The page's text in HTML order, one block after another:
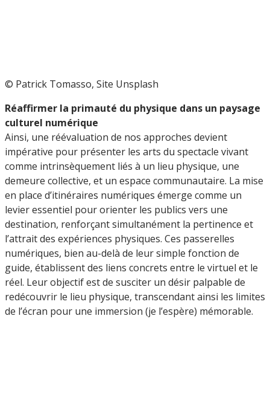
© Patrick Tomasso, Site Unsplash
Réaffirmer la primauté du physique dans un paysage
culturel numérique
Ainsi, une réévaluation de nos approches devient
impérative pour présenter les arts du spectacle vivant
comme intrinsèquement liés à un lieu physique, une
demeure collective, et un espace communautaire. La mise
en place d’itinéraires numériques émerge comme un
levier essentiel pour orienter les publics vers une
destination, renforçant simultanément la pertinence et
l’attrait des expériences physiques. Ces passerelles
numériques, bien au-delà de leur simple fonction de
guide, établissent des liens concrets entre le virtuel et le
réel. Leur objectif est de susciter un désir palpable de
redécouvrir le lieu physique, transcendant ainsi les limites
de l’écran pour une immersion (je l’espère) mémorable.